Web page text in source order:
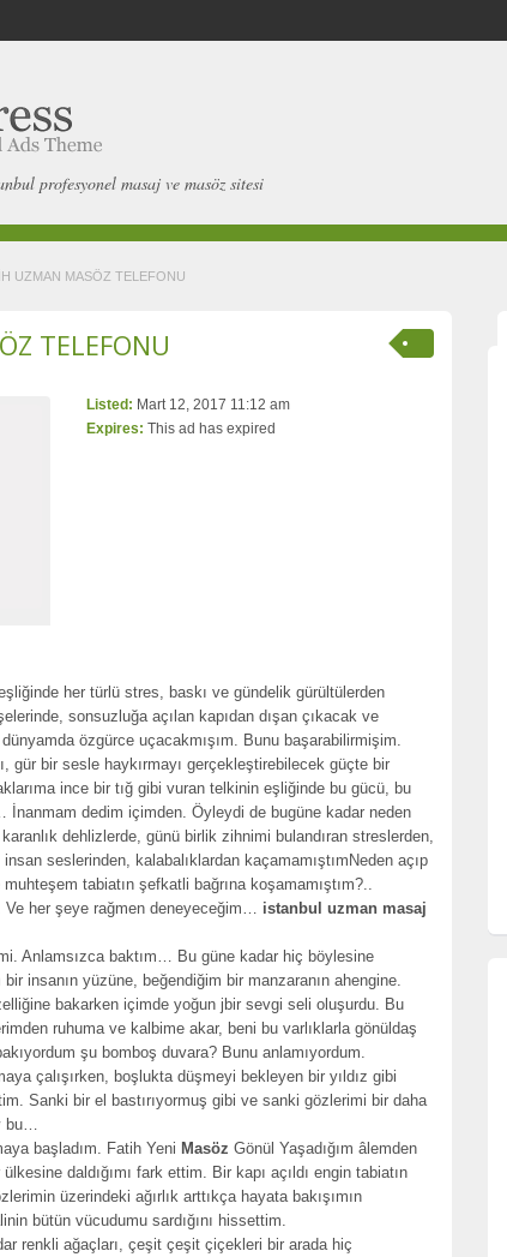
profesyonel masaj ve masöz sitesi
UZMAN MASÖZ TELEFONU
TELEFONU
Listed: Mart 12, 2017 11:12 am
Expires: This ad has expired
her türlü stres, baskı ve gündelik gürültülerden
sonsuzluğa açılan kapıdan dışan çıkacak ve
özgürce uçacakmışım. Bunu başarabilirmişim.
gür bir sesle haykırmayı gerçekleştirebilecek güçte bir
ince bir tığ gibi vuran telkinin eşliğinde bu gücü, bu
İnanmam dedim içimden. Öyleydi de bugüne kadar neden
dehlizlerde, günü birlik zihnimi bulandıran streslerden,
seslerinden, kalabalıklardan kaçamamıştımNeden açıp
tabiatın şefkatli bağrına koşamamıştım?..
her şeye rağmen deneyeceğim… istanbul uzman masaj
Anlamsızca baktım… Bu güne kadar hiç böylesine
insanın yüzüne, beğendiğim bir manzaranın ahengine.
bakarken içimde yoğun jbir sevgi seli oluşurdu. Bu
ruhuma ve kalbime akar, beni bu varlıklarla gönüldaş
şu bomboş duvara? Bunu anlamıyordum.
çalışırken, boşlukta düşmeyi bekleyen bir yıldız gibi
Sanki bir el bastırıyormuş gibi ve sanki gözlerimi bir daha
bu…
başladım. Fatih Yeni Masöz Gönül Yaşadığım âlemden
daldığımı fark ettim. Bir kapı açıldı engin tabiatın
üzerindeki ağırlık arttıkça hayata bakışımın
bütün vücudumu sardığını hissettim.
renkli ağaçları, çeşit çeşit çiçekleri bir arada hiç